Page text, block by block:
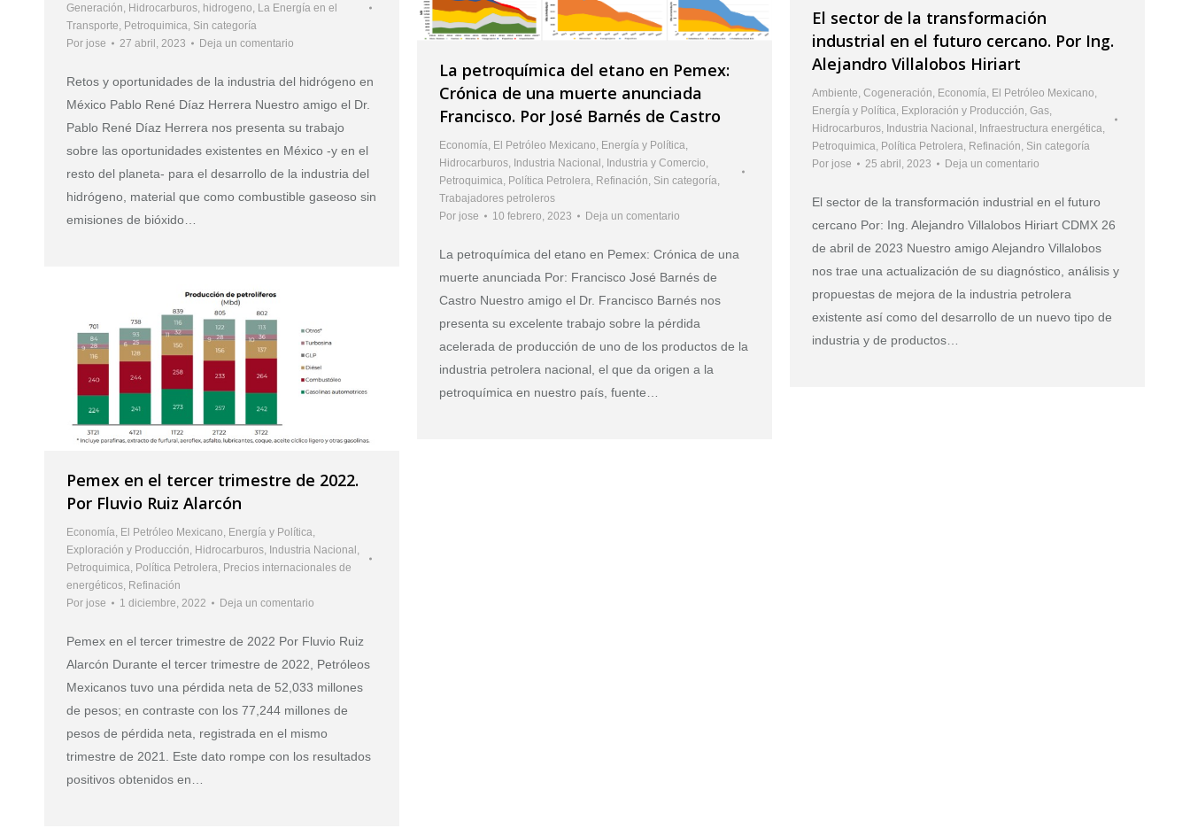
Generación, Hidrocarburos, hidrogeno, La Energía en el
Transporte, Petroquimica, Sin categoría
Por jose 27 abril, 2023 Deja un comentario
Retos y oportunidades de la industria del hidrógeno en
México Pablo René Díaz Herrera Nuestro amigo el Dr.
Pablo René Díaz Herrera nos presenta su trabajo
sobre las oportunidades existentes en México -y en el
resto del planeta- para el desarrollo de la industria del
hidrógeno, material que como combustible gaseoso sin
emisiones de bióxido…
El sector de la transformación
industrial en el futuro cercano. Por Ing.
Alejandro Villalobos Hiriart
Ambiente, Cogeneración, Economía, El Petróleo Mexicano,
Energía y Política, Exploración y Producción, Gas,
Hidrocarburos, Industria Nacional , Infraestructura energética,
Petroquimica, Política Petrolera, Refinación, Sin categoría
Por jose 25 abril, 2023 Deja un comentario
El sector de la transformación industrial en el futuro
cercano Por: Ing. Alejandro Villalobos Hiriart CDMX 26
de abril de 2023 Nuestro amigo Alejandro Villalobos
nos trae una actualización de su diagnóstico, análisis y
propuestas de mejora de la industria petrolera
existente así como del desarrollo de un nuevo tipo de
industria y de productos…
La petroquímica del etano en Pemex:
Crónica de una muerte anunciada
Francisco. Por José Barnés de Castro
Economía El Petróleo Mexicano Energía y Política
Hidrocarburos Industria Nacional Industria y Comercio
Petroquimica Política Petrolera Refinación Sin categoría
Trabajadores petroleros
Por jose 10 febrero, 2023 Deja un comentario
La petroquímica del etano en Pemex: Crónica de una
muerte anunciada Por: Francisco José Barnés de
Castro Nuestro amigo el Dr. Francisco Barnés nos
presenta su excelente trabajo sobre la pérdida
acelerada de producción de uno de los productos de la
industria petrolera nacional, el que da origen a la
petroquímica en nuestro país, fuente…
Pemex en el tercer trimestre de 2022.
Por Fluvio Ruiz Alarcón
Economía, El Petróleo Mexicano, Energía y Política,
Exploración y Producción, Hidrocarburos, Industria Nacional ,
Petroquimica, Política Petrolera, Precios internacionales de
energéticos, Refinación
Por jose 1 diciembre, 2022 Deja un comentario
Pemex en el tercer trimestre de 2022 Por Fluvio Ruiz
Alarcón Durante el tercer trimestre de 2022, Petróleos
Mexicanos tuvo una pérdida neta de 52,033 millones
de pesos; en contraste con los 77,244 millones de
pesos de pérdida neta, registrada en el mismo
trimestre de 2021. Este dato rompe con los resultados
positivos obtenidos en…